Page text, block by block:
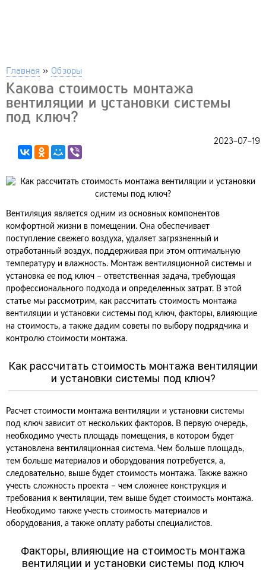
Главная » Обзоры
Какова стоимость монтажа
вентиляции и установки системы
под ключ?
2023-07-19
Вентиляция является одним из основных компонентов
комфортной жизни в помещении. Она обеспечивает
поступление свежего воздуха, удаляет загрязненный и
отработанный воздух, поддерживая при этом оптимальную
температуру и влажность. Монтаж вентиляционной системы и
установка ее под ключ – ответственная задача, требующая
профессионального подхода и определенных затрат. В этой
статье мы рассмотрим, как рассчитать стоимость монтажа
вентиляции и установки системы под ключ, факторы, влияющие
на стоимость, а также дадим советы по выбору подрядчика и
контролю стоимости монтажа.
Как рассчитать стоимость монтажа вентиляции
и установки системы под ключ?
Расчет стоимости монтажа вентиляции и установки системы
под ключ зависит от нескольких факторов. В первую очередь,
необходимо учесть площадь помещения, в котором будет
установлена вентиляционная система. Чем больше площадь,
тем больше материалов и оборудования потребуется, а,
следовательно, выше будет стоимость монтажа. Также важно
учесть сложность проекта – чем сложнее конструкция и
требования к вентиляции, тем выше будет стоимость монтажа.
Необходимо также учесть стоимость материалов и
оборудования, а также оплату работы специалистов.
Факторы, влияющие на стоимость монтажа
вентиляции и установки системы под ключ